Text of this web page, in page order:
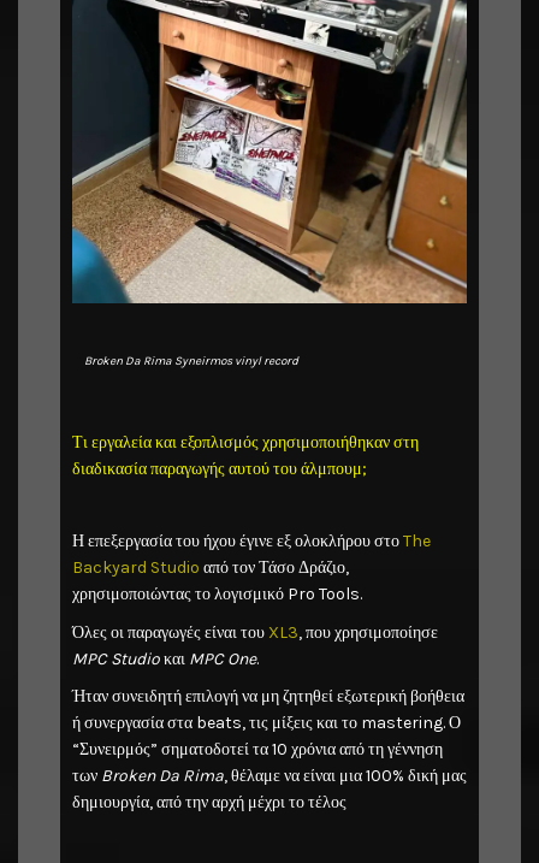
Broken Da Rima Syneirmos vinyl record
Τι εργαλεία και εξοπλισμός χρησιμοποιήθηκαν στη
διαδικασία παραγωγής αυτού του άλμπουμ;
Η επεξεργασία του ήχου έγινε εξ ολοκλήρου στοThe
Backyard Studio από τον Τάσο Δράζιο,
χρησιμοποιώντας το λογισμικό Pro Tools.
Όλες οι παραγωγές είναι του XL3, που χρησιμοποίησε
MPC Studioκαι MPC One.
Ήταν συνειδητή επιλογή να μη ζητηθεί εξωτερική βοήθεια
ή συνεργασία στα beats, τις μίξεις και το mastering. Ο
“Συνειρμός” σηματοδοτεί τα 10 χρόνια από τη γέννηση
των Broken Da Rima, θέλαμε να είναι μια 100% δική μας
δημιουργία, από την αρχή μέχρι το τέλος